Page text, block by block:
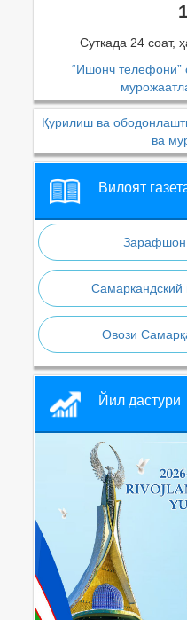
Суткада 24 соат,
“Ишонч телефони”
Қурилиш ва
ва
Вилоят
Зарафшон
Самаркандский
Овози
Йил дастури